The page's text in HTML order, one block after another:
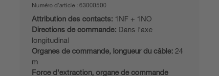
Numéro d’article : 63000500
Attribution des contacts: 1NF + 1NO
Directions de commande: Dans l'axe
longitudinal
Organes de commande, longueur du câble: 24
m
Force d'extraction, organe de commande